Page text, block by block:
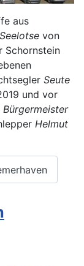
aus
Seelotse von
Schornstein
Seute
und vor
Bürgermeister
Helmut